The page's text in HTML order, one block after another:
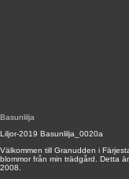
Basunlilja
Liljor-2019 Basunlilja_0020a
Välkommen till Granudden i
blommor från min trädgård. Detta
2008.